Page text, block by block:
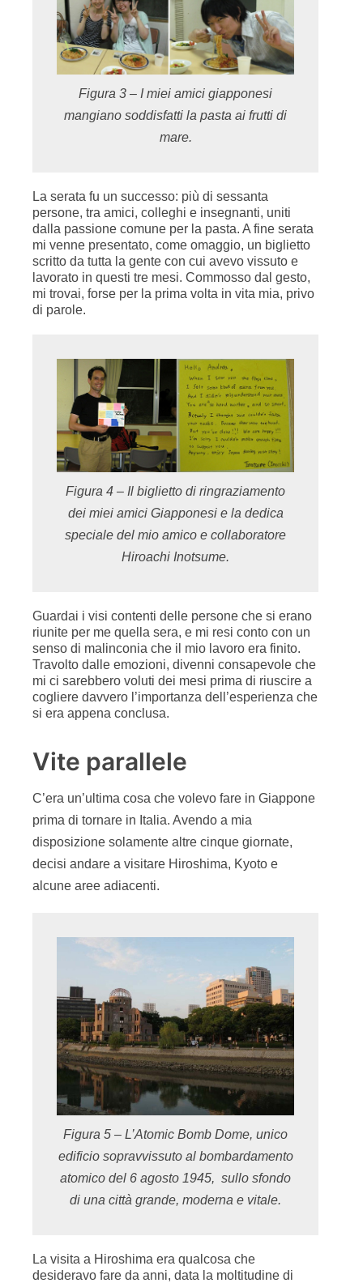
Figura 3 – I miei amici giapponesi
mangiano soddisfatti la pasta ai frutti di
mare.
La serata fu un successo: più di sessanta
persone, tra amici, colleghi e insegnanti, uniti
dalla passione comune per la pasta. A fine serata
mi venne presentato, come omaggio, un biglietto
scritto da tutta la gente con cui avevo vissuto e
lavorato in questi tre mesi. Commosso dal gesto,
mi trovai, forse per la prima volta in vita mia, privo
di parole.
Figura 4 – Il biglietto di ringraziamento
dei miei amici Giapponesi e la dedica
speciale del mio amico e collaboratore
Hiroachi Inotsume.
Guardai i visi contenti delle persone che si erano
riunite per me quella sera, e mi resi conto con un
senso di malinconia che il mio lavoro era finito.
Travolto dalle emozioni, divenni consapevole che
mi ci sarebbero voluti dei mesi prima di riuscire a
cogliere davvero l’importanza dell’esperienza che
si era appena conclusa.
Vite parallele
C’era un’ultima cosa che volevo fare in Giappone
prima di tornare in Italia. Avendo a mia
disposizione solamente altre cinque giornate,
decisi andare a visitare Hiroshima, Kyoto e
alcune aree adiacenti.
Figura 5 – L’Atomic Bomb Dome, unico
edificio sopravvissuto al bombardamento
atomico del 6 agosto 1945, sullo sfondo
di una città grande, moderna e vitale.
La visita a Hiroshima era qualcosa che
desideravo fare da anni, data la moltitudine di